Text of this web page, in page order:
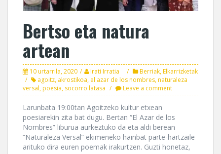
Bertso eta natura
artean
10 urtarrila, 2020 Irati Irratia Berriak,Elkarrizketak
agoitz, akrostikoa, el azar de los nombres,naturaleza
versal,poesia, socorro latasa Leave a comment
Larunbata 19:00tan Agoitzeko kultur etxean
poesiarekin zita bat dugu. Bertan “El Azar de los
Nombres” liburua aurkeztuko da eta aldi berean
“Naturaleza Versal” ekimeneko hainbat parte-hartzaile
arituko dira euren poemak irakurtzen. Guzti honetaz,